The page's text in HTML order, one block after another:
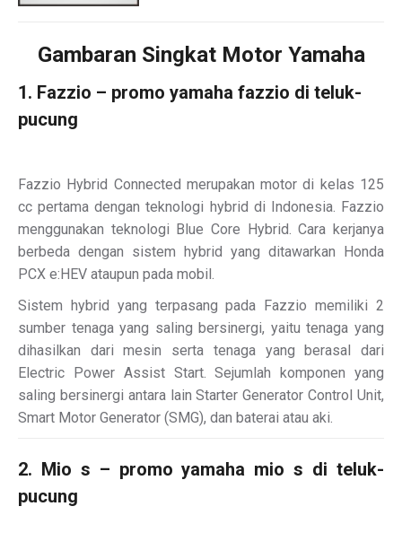
Gambaran Singkat Motor Yamaha
1. Fazzio – promo yamaha fazzio di teluk-
pucung
Fazzio Hybrid Connected merupakan motor di kelas 125
cc pertama dengan teknologi hybrid di Indonesia. Fazzio
menggunakan teknologi Blue Core Hybrid. Cara kerjanya
berbeda dengan sistem hybrid yang ditawarkan Honda
PCX e:HEV ataupun pada mobil.
Sistem hybrid yang terpasang pada Fazzio memiliki 2
sumber tenaga yang saling bersinergi, yaitu tenaga yang
dihasilkan dari mesin serta tenaga yang berasal dari
Electric Power Assist Start. Sejumlah komponen yang
saling bersinergi antara lain Starter Generator Control Unit,
Smart Motor Generator (SMG), dan baterai atau aki.
2. Mio s – promo yamaha mio s di teluk-
pucung